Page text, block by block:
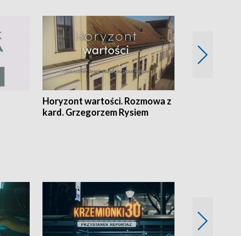
Horyzont wartości. Rozmowa z
kard. Grzegorzem Rysiem